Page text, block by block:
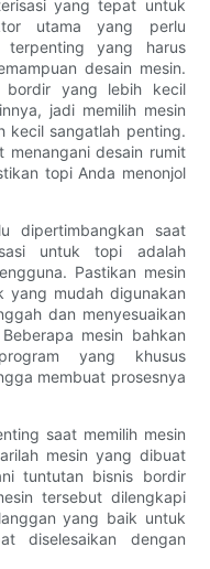
yang tepat untuk
utama yang perlu
terpenting yang harus
desain mesin.
bordir yang lebih kecil
jadi memilih mesin
kecil sangatlah penting.
menangani desain rumit
topi Anda menonjol
dipertimbangkan saat
untuk topi adalah
Pastikan mesin
yang mudah digunakan
dan menyesuaikan
mesin bahkan
yang khusus
membuat prosesnya
saat memilih mesin
mesin yang dibuat
tuntutan bisnis bordir
tersebut dilengkapi
yang baik untuk
diselesaikan dengan